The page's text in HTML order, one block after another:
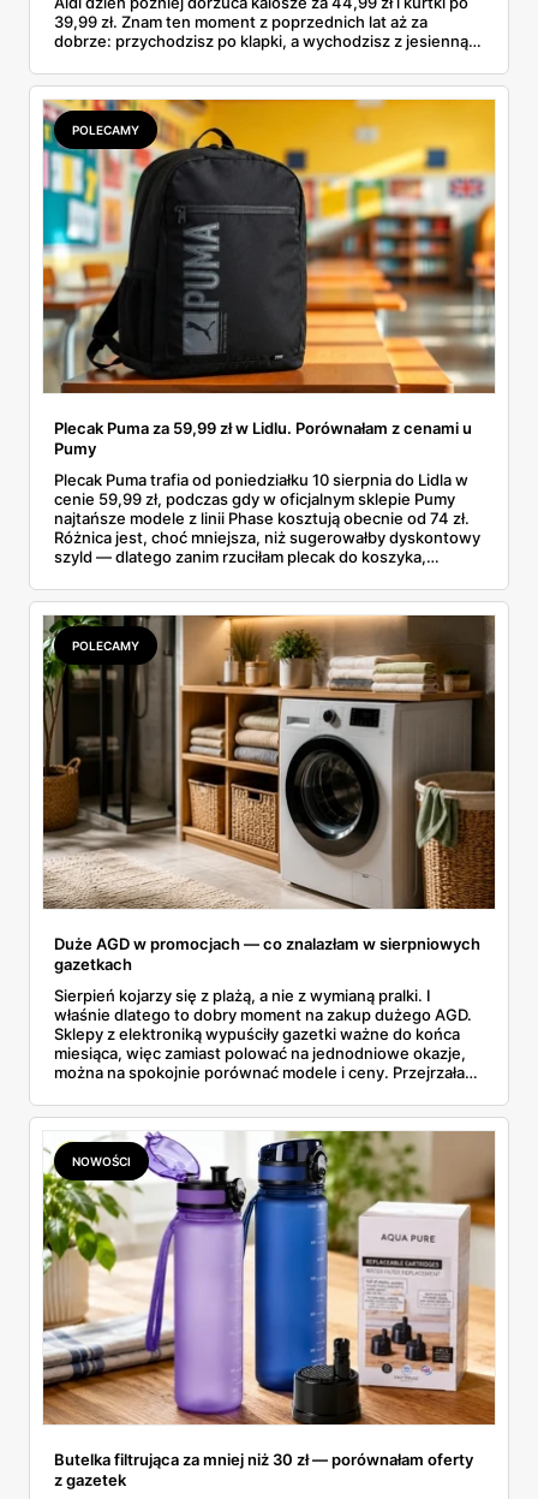
39,99 zł. Znam ten moment z poprzednich lat aż za
dobrze: przychodzisz po klapki, a wychodzisz z jesienną
pojawi się w gazetkach w przyszłym tygodniu i czy jest
sens kupować jesień, zanim skończą się wakacje.
POLECAMY
Plecak Puma za 59,99 zł w Lidlu. Porównałam z cenami u
Pumy
Plecak Puma trafia od poniedziałku 10 sierpnia do Lidla w
cenie 59,99 zł, podczas gdy w oficjalnym sklepie Pumy
najtańsze modele z linii Phase kosztują obecnie od 74 zł.
Różnica jest, choć mniejsza, niż sugerowałby dyskontowy
szyld — dlatego zanim rzuciłam plecak do koszyka,
rozpiska: co dokładnie sprzedaje Lidl, ile kosztują
odpowiedniki u producenta i komu ten zakup naprawdę
się opłaci.
POLECAMY
Duże AGD w promocjach — co znalazłam w sierpniowych
gazetkach
Sierpień kojarzy się z plażą, a nie z wymianą pralki. I
właśnie dlatego to dobry moment na zakup dużego AGD.
Sklepy z elektroniką wypuściły gazetki ważne do końca
miesiąca, więc zamiast polować na jednodniowe okazje,
można na spokojnie porównać modele i ceny. Przejrzałam
znalazłam, z cenami i terminami.
NOWOŚCI
Butelka filtrująca za mniej niż 30 zł — porównałam oferty
z gazetek